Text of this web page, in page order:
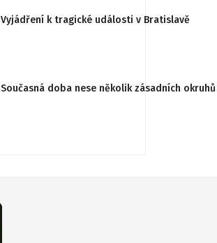
Vyjádření k tragické události v Bratislavě
Současná doba nese několik zásadních